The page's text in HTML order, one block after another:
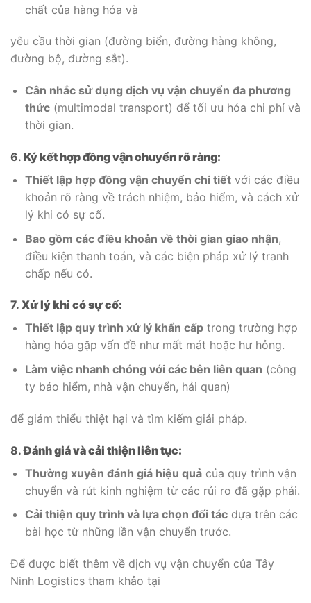
chất của hàng hóa và
yêu cầu thời gian (đường biển, đường hàng không,
đường bộ, đường sắt).
Cân nhắc sử dụng dịch vụ vận chuyển đa phương
thức(multimodal transport) để tối ưu hóa chi phí và
thời gian.
6. Ký kết hợp đồng vận chuyển rõ ràng:
Thiết lập hợp đồng vận chuyển chi tiếtvới các điều
khoản rõ ràng về trách nhiệm, bảo hiểm, và cách xử
lý khi có sự cố.
Bao gồm các điều khoản về thời gian giao nhận,
điều kiện thanh toán, và các biện pháp xử lý tranh
chấp nếu có.
7. Xử lý khi có sự cố:
Thiết lập quy trình xử lý khẩn cấptrong trường hợp
hàng hóa gặp vấn đề như mất mát hoặc hư hỏng.
Làm việc nhanh chóng với các bên liên quan (công
ty bảo hiểm, nhà vận chuyển, hải quan)
để giảm thiểu thiệt hại và tìm kiếm giải pháp.
8.Đánh giá và cải thiện liên tục:
Thường xuyên đánh giá hiệu quảcủa quy trình vận
chuyển và rút kinh nghiệm từ các rủi ro đã gặp phải.
Cải thiện quy trình và lựa chọn đối tácdựa trên các
bài học từ những lần vận chuyển trước.
Để được biết thêm về dịch vụ vận chuyển của Tây
Ninh Logistics tham khảo tại